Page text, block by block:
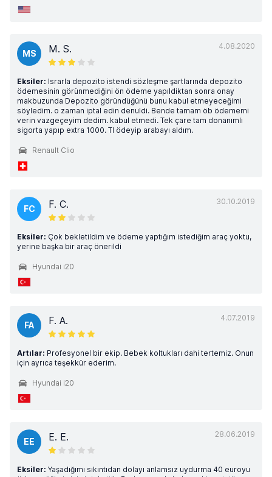
4.08.2020
MS M. S.
Eksiler: Israrla depozito istendi sözleşme şartlarında depozito
ödemesinin görünmediğini ön ödeme yapıldiktan sonra onay
makbuzunda Depozito göründüğünü bunu kabul etmeyeceğimi
söyledim. o zaman iptal edin denuldi. Bende tamam öb ödememi
verin vazgeçeyim dedim. kabul etmedi. Tek çare tam donanımlı
sigorta yapıp extra 1000. Tl ödeyip arabayı aldım.
Renault Clio
30.10.2019
FC F. C.
Eksiler: Çok bekletildim ve ödeme yaptığım istediğim araç yoktu,
yerine başka bir araç önerildi
Hyundai i20
4.07.2019
FA F. A.
Artılar: Profesyonel bir ekip. Bebek koltukları dahi tertemiz. Onun
için ayrıca teşekkür ederim.
Hyundai i20
28.06.2019
EE E. E.
Eksiler: Yaşadığımı sıkıntıdan dolayı anlamsız uydurma 40 euroyu